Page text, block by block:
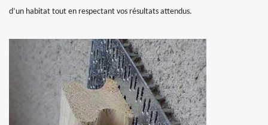
d’un habitat tout en respectant vos résultats attendus.